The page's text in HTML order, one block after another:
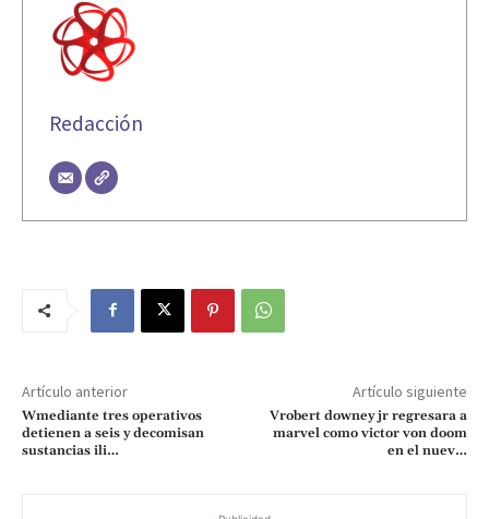
Redacción
Artículo anterior
Wmediante tres operativos
detienen a seis y decomisan
sustancias ili…
Artículo siguiente
Vrobert downey jr regresara a
marvel como victor von doom
en el nuev…